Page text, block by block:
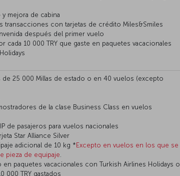
mejora de cabina
transacciones con tarjetas de crédito Miles&Smiles
después del primer vuelo
cada 10 000 TRY que gaste en paquetes vacacionales
de 25 000 Millas de estado o en 40 vuelos (excepto
de la clase Business Class en vuelos
de pasajeros para vuelos nacionales
Star Alliance Silver
adicional de 10 kg * Excepto en vuelos en los que se
pieza de equipaje
en paquetes vacacionales con Turkish Airlines Holidays o
000 TRY gastados